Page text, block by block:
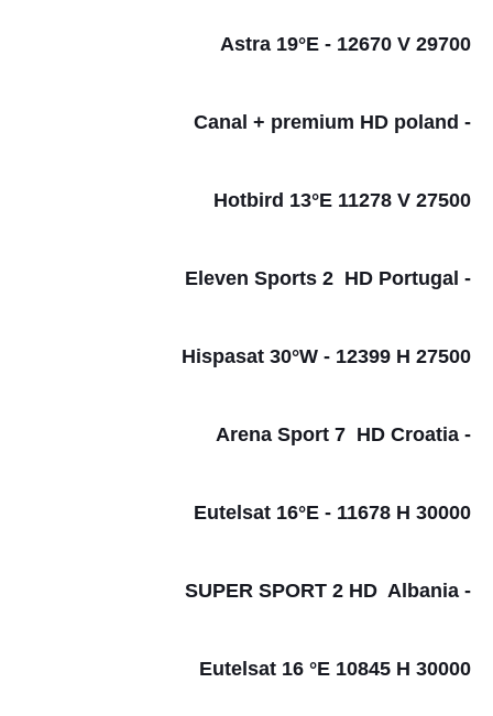
Astra 19°E - 12670 V 29700
- Canal + premium HD poland
Hotbird 13°E 11278 V 27500
- Eleven Sports 2 HD Portugal
Hispasat 30°W - 12399 H 27500
- Arena Sport 7 HD Croatia
Eutelsat 16°E - 11678 H 30000
- SUPER SPORT 2 HD Albania
Eutelsat 16 °E 10845 H 30000